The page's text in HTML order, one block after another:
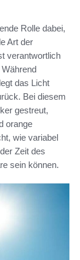
Rolle dabei,
Art der
verantwortlich
das Licht
Bei diesem
gestreut,
orange
wie variabel
Zeit des
sein können.